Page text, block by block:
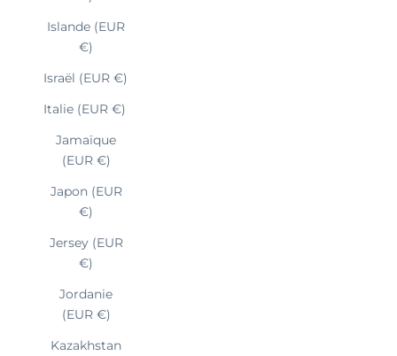
Islande (EUR
€)
Israël (EUR €)
Italie (EUR €)
Jamaïque
(EUR €)
Japon (EUR
€)
Jersey (EUR
€)
Jordanie
(EUR €)
Kazakhstan